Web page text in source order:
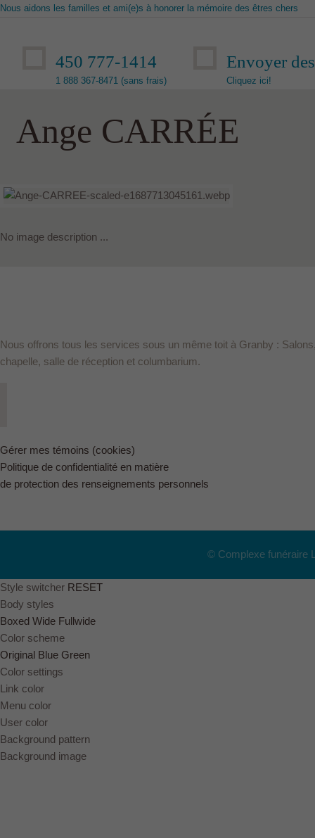
Nous aidons les familles et ami(e)s à honorer la mémoire des êtres chers
450 777-1414
1 888 367-8471 (sans frais)
Envoyer
Cliquez ici!
Ange CARRÉE
No image description ...
Nous offrons tous les services sous un même toit à Granby :
chapelle, salle de réception et columbarium.
Gérer mes témoins (cookies)
Politique de confidentialité en matière
de protection des renseignements personnels
© Complexe funéraire
Style switcher RESET
Body styles
Boxed Wide Fullwide
Color scheme
Original Blue Green
Color settings
Link color
Menu color
User color
Background pattern
Background image